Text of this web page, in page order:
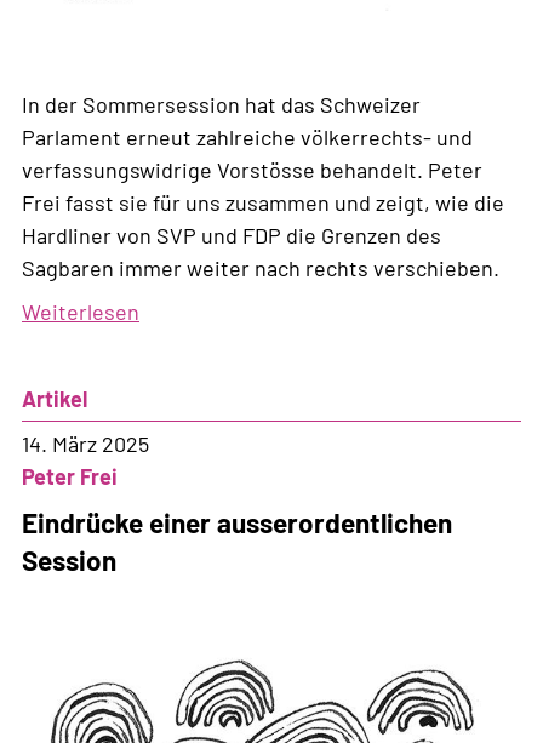
In der Sommersession hat das Schweizer
Parlament erneut zahlreiche völkerrechts- und
verfassungswidrige Vorstösse behandelt. Peter
Frei fasst sie für uns zusammen und zeigt, wie die
Hardliner von SVP und FDP die Grenzen des
Sagbaren immer weiter nach rechts verschieben.
Weiterlesen
Frieren
Artikel
14. März 2025
Peter Frei
Eindrücke einer ausserordentlichen
Session